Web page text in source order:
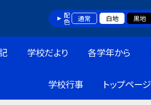
配色 通常 白地 黒地
学校だより 各学年から
学校行事 トップページ